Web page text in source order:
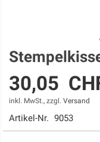
Zum
Anfang
der
Bildgalerie
springen
30,05
inkl. MwSt., zzgl. Versand
Artikel-Nr. 9053